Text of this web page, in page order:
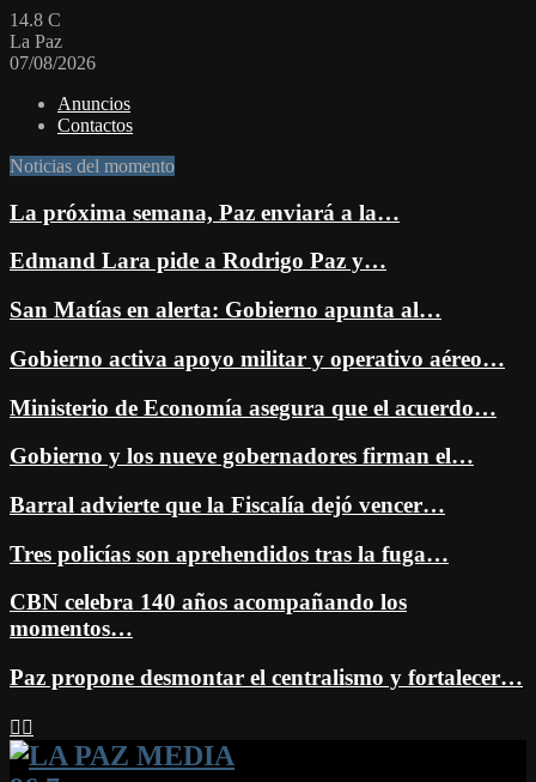
14.8 C
La Paz
07/08/2026
Anuncios
Contactos
Noticias del momento
La próxima semana, Paz enviará a la…
Edmand Lara pide a Rodrigo Paz y…
San Matías en alerta: Gobierno apunta al…
Gobierno activa apoyo militar y operativo aéreo…
Ministerio de Economía asegura que el acuerdo…
Gobierno y los nueve gobernadores firman el…
Barral advierte que la Fiscalía dejó vencer…
Tres policías son aprehendidos tras la fuga…
CBN celebra 140 años acompañando los
momentos…
Paz propone desmontar el centralismo y fortalecer…
Facebook
Twitter
Instagram